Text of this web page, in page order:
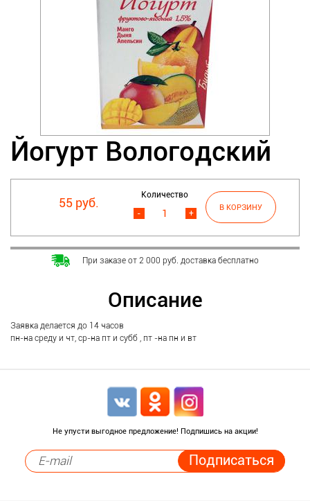
Йогурт Вологодский
55 руб.
Количество
+
-
При заказе от 2 000 руб. доставка бесплатно
Описание
Заявка делается до 14 часов
пн-на среду и чт, ср-на пт и субб , пт -на пн и вт
Не упусти выгодное предложение! Подпишись на акции!